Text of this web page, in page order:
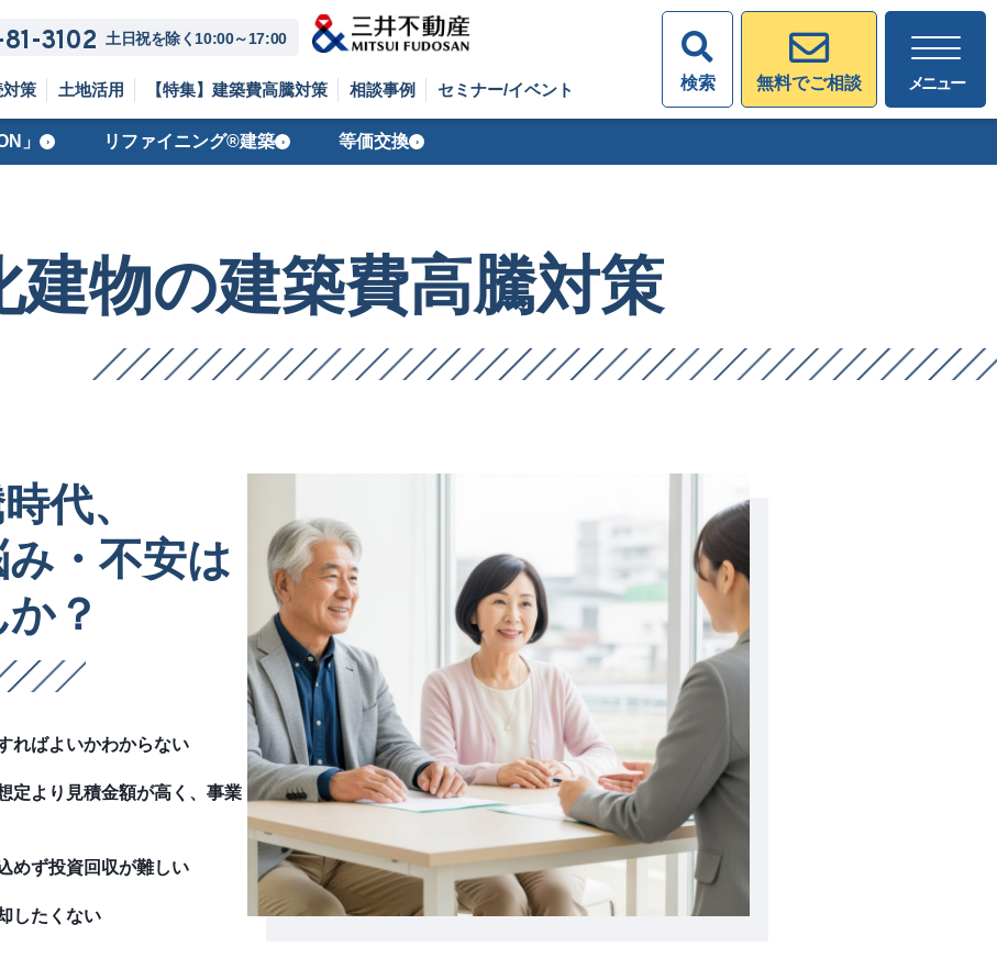
3102 土日祝を除く10:00～17:00
策 土地活用 【特集】建築費高騰対策 相談事例 セミナー/イベント 検索 無料でご相談 メニュー
」 › リファイニング®建築 › 等価交換 ›
建物の建築費高騰対策
代、
・不安は
？
ればよいかわからない
定より見積金額が高く、事業
めず投資回収が難しい
したくない